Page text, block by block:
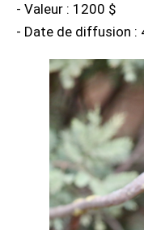
- Valeur : 1200 $
- Date de diffusion :